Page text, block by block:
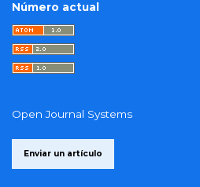
Número actual
Open Journal Systems
Enviar un artículo